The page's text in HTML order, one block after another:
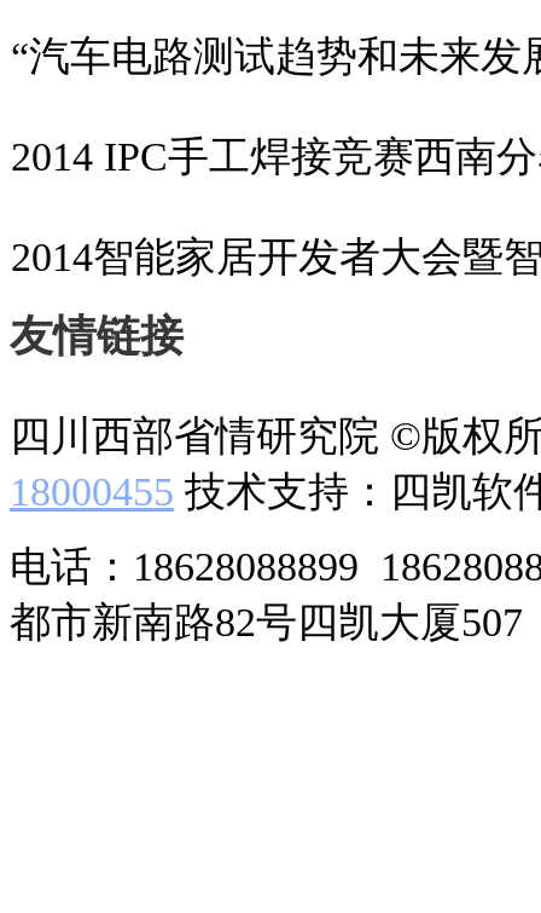
“汽车电路测试趋势和未来发
2014 IPC手工焊接竞赛西南
2014智能家居开发者大会暨
友情链接
四川西部省情研究院 ©版权
18000455 技术支持：四凯软
电话：18628088899
都市新南路82号四凯大厦507